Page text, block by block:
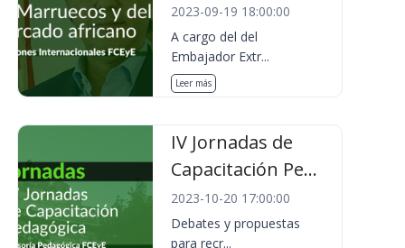
2023-09-19 18:00:00
A cargo del del
Embajador Extr...
Leer más
IV Jornadas de
Capacitación Pe...
2023-10-20 17:00:00
Debates y propuestas
para recr...